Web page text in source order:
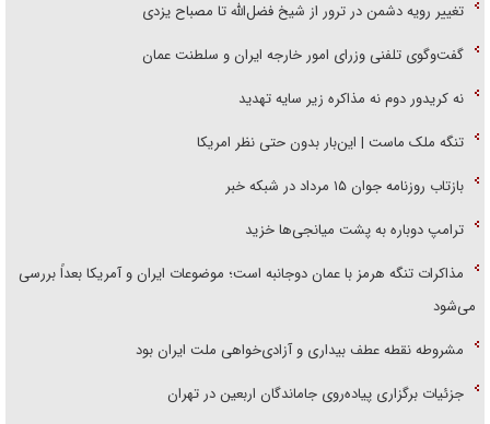
تغییر رویه دشمن در ترور از شیخ فضل‌الله تا مصباح یزدی
گفت‌وگوی تلفنی وزرای امور خارجه ایران و سلطنت عمان
نه کریدور دوم نه مذاکره زیر سایه تهدید
تنگه ملک ماست | این‌بار بدون حتی نظر امریکا
بازتاب روزنامه جوان ۱۵ مرداد در شبکه خبر
ترامپ دوباره به پشت میانجی‌ها خزید
مذاکرات تنگه هرمز با عمان دوجانبه است؛ موضوعات ایران و آمریکا بعداً بررسی
می‌شود
مشروطه نقطه عطف بیداری و آزادی‌خواهی ملت ایران بود
جزئیات برگزاری پیاده‌روی جاماندگان اربعین در تهران